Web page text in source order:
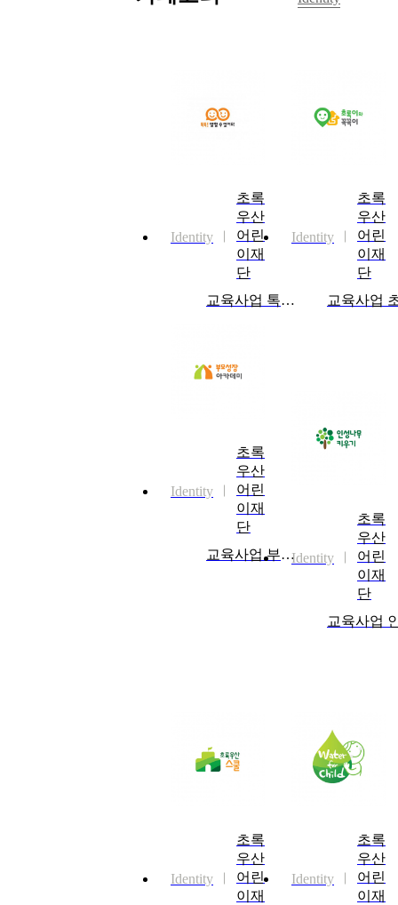
Identity
초록
우산
어린
이재
단
교육사업 톡톡! 말할 수 있어요 CI
Identity
초록
우산
어린
이재
단
Identity
초록
우산
어린
이재
단
교육사업 부모성장 아카데미 CIIdentity
초록
우산
어린
이재
단
Identity
초록
우산
어린
이재
Identity
초록
우산
어린
이재